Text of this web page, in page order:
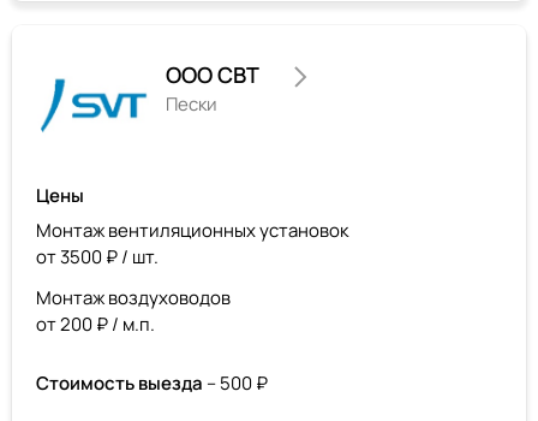
ООО СВТ
Пески
Цены
Монтаж вентиляционных установок
от 3500 ₽ / шт.
Монтаж воздуховодов
от 200 ₽ / м.п.
Стоимость выезда – 500 ₽